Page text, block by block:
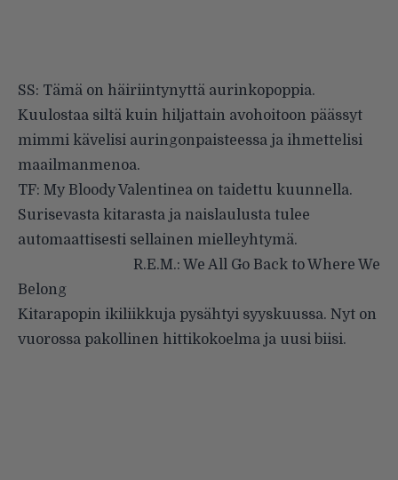
SS: Tämä on häiriintynyttä aurinkopoppia.
Kuulostaa siltä kuin hiljattain avohoitoon päässyt
mimmi kävelisi auringonpaisteessa ja ihmettelisi
maailmanmenoa.
TF: My Bloody Valentinea on taidettu kuunnella.
Surisevasta kitarasta ja naislaulusta tulee
automaattisesti sellainen mielleyhtymä.
R.E.M.: We All Go Back to Where We
Belong
Kitarapopin ikiliikkuja pysähtyi syyskuussa. Nyt on
vuorossa pakollinen hittikokoelma ja uusi biisi.